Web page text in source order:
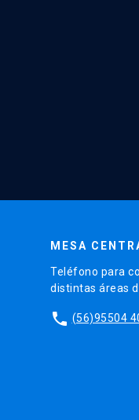
MESA
Teléfono para
distintas áreas
phone (56)95504